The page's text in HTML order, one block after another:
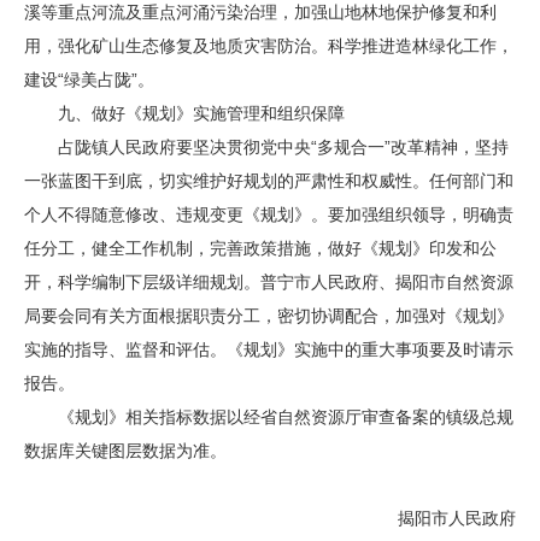
溪等重点河流及重点河涌污染治理，加强山地林地保护修复和利
用，强化矿山生态修复及地质灾害防治。科学推进造林绿化工作，
建设“绿美占陇”。
九、做好《规划》实施管理和组织保障
占陇镇人民政府要坚决贯彻党中央“多规合一”改革精神，坚持
一张蓝图干到底，切实维护好规划的严肃性和权威性。任何部门和
个人不得随意修改、违规变更《规划》。要加强组织领导，明确责
任分工，健全工作机制，完善政策措施，做好《规划》印发和公
开，科学编制下层级详细规划。普宁市人民政府、揭阳市自然资源
局要会同有关方面根据职责分工，密切协调配合，加强对《规划》
实施的指导、监督和评估。《规划》实施中的重大事项要及时请示
报告。
《规划》相关指标数据以经省自然资源厅审查备案的镇级总规
数据库关键图层数据为准。
揭阳市人民政府